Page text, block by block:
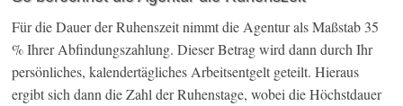
Für die Dauer der Ruhenszeit nimmt die Agentur als Maßstab 35
% Ihrer Abfindungszahlung. Dieser Betrag wird dann durch Ihr
persönliches, kalendertägliches Arbeitsentgelt geteilt. Hieraus
ergibt sich dann die Zahl der Ruhenstage, wobei die Höchstdauer